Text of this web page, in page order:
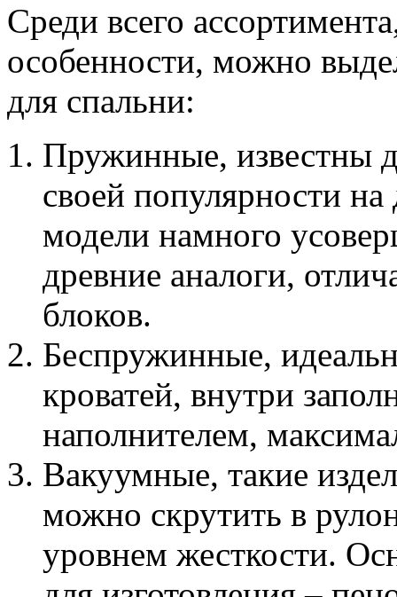
Среди всего
особенности, можно
для спальни:
Пружинные, известны
своей популярности
модели намного
древние аналоги,
блоков.
Беспружинные,
кроватей, внутри
наполнителем,
Вакуумные, такие
можно скрутить в
уровнем жесткости.